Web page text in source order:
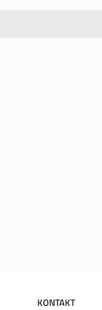
KONTAKT